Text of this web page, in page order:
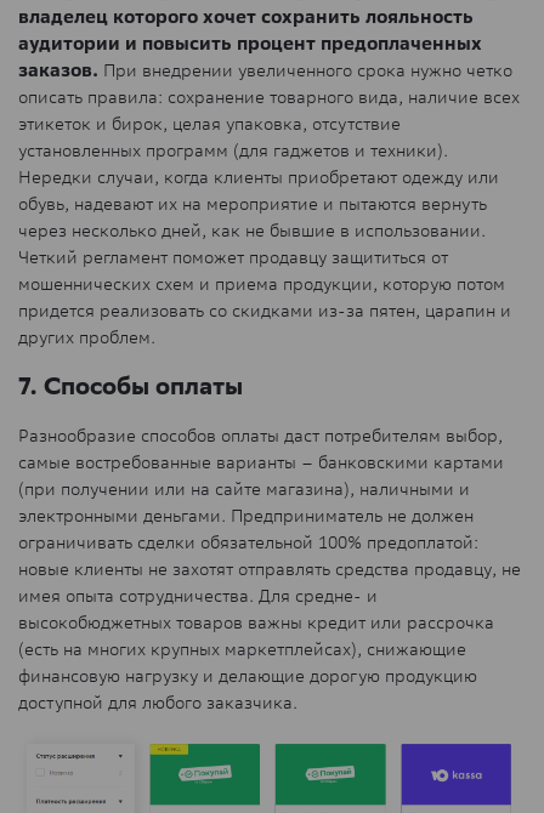
владелец которого хочет сохранить лояльность
аудитории и повысить процент предоплаченных
заказов. При внедрении увеличенного срока нужно четко
описать правила: сохранение товарного вида, наличие всех
этикеток и бирок, целая упаковка, отсутствие
установленных программ (для гаджетов и техники).
Нередки случаи, когда клиенты приобретают одежду или
обувь, надевают их на мероприятие и пытаются вернуть
через несколько дней, как не бывшие в использовании.
Четкий регламент поможет продавцу защититься от
мошеннических схем и приема продукции, которую потом
придется реализовать со скидками из-за пятен, царапин и
других проблем.
7. Способы оплаты
Разнообразие способов оплаты даст потребителям выбор,
самые востребованные варианты – банковскими картами
(при получении или на сайте магазина), наличными и
электронными деньгами. Предприниматель не должен
ограничивать сделки обязательной 100% предоплатой:
новые клиенты не захотят отправлять средства продавцу, не
имея опыта сотрудничества. Для средне- и
высокобюджетных товаров важны кредит или рассрочка
(есть на многих крупных маркетплейсах), снижающие
финансовую нагрузку и делающие дорогую продукцию
доступной для любого заказчика.